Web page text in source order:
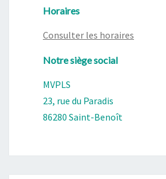
Horaires
Consulter les horaires
Notre siège social
MVPLS
23, rue du Paradis
86280 Saint-Benoît